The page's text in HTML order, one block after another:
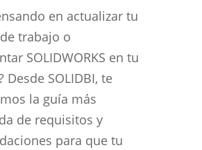
en actualizar tu
trabajo o
SOLIDWORKS en tu
Desde SOLIDBI, te
la guía más
de requisitos y
para que tu